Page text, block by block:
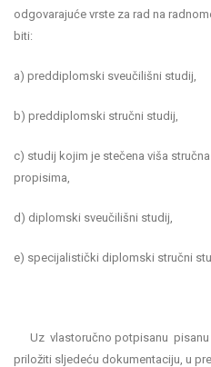
odgovarajuće vrste za rad na
biti:
a) preddiplomski sveučilišni studij,
b) preddiplomski stručni studij,
c) studij kojim je stečena viša
propisima,
d) diplomski sveučilišni studij,
e) specijalistički diplomski stručni
Uz vlastoručno potpisanu pisanu
priložiti sljedeću dokumentaciju, u